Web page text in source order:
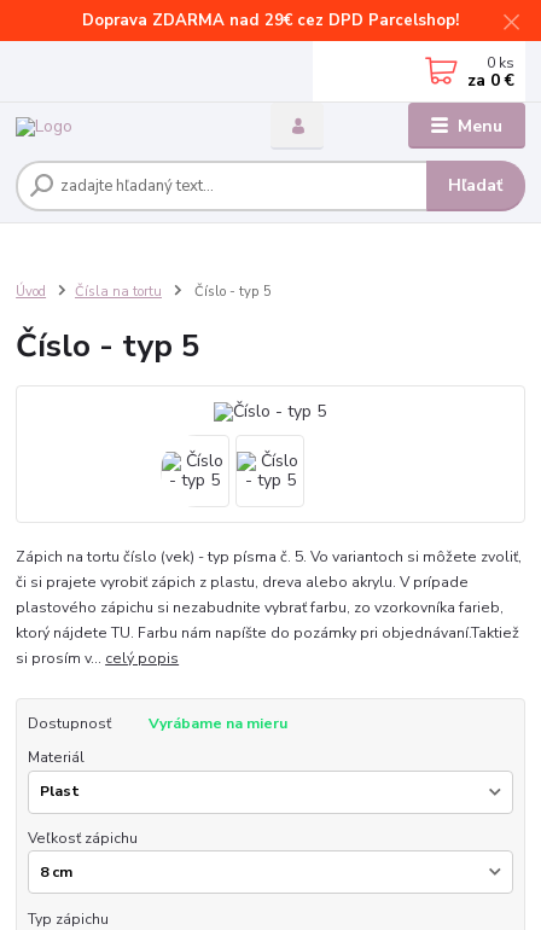
Doprava ZDARMA nad 29€ cez DPD Parcelshop!
Menu
Hľadať
0 ks
za 0 €
Úvod Čísla na tortu Číslo - typ 5
Číslo - typ 5
Zápich na tortu číslo (vek) - typ písma č. 5. Vo variantoch si môžete zvoliť,
či si prajete vyrobiť zápich z plastu, dreva alebo akrylu. V prípade
plastového zápichu si nezabudnite vybrať farbu, zo vzorkovníka farieb,
ktorý nájdete TU. Farbu nám napíšte do pozámky pri objednávaní.Taktiež
si prosím v... celý popis
Dostupnosť
Vyrábame na mieru
Materiál
Veľkosť zápichu
Typ zápichu